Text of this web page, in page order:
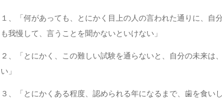
１、「何があっても、とにかく目上の人の言われた通りに、自
も我慢して、言うことを聞かないといけない」
２、「とにかく、この難しい試験を通らないと、自分の未来は
い」
３、「とにかくある程度、認められる年になるまで、歯を食い